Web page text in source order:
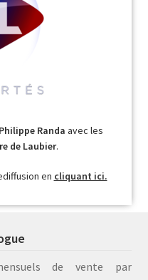
Philippe Randa avec les
de Laubier.
en cliquant ici.
de vente par